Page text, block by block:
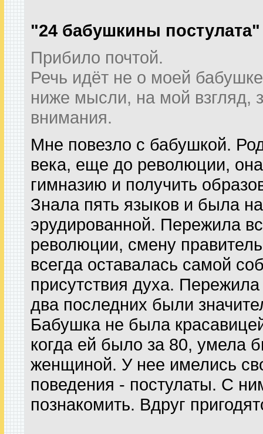
"24 бабушкины постулата"
Прибило почтой.
Речь идёт не о моей
ниже мысли, на мой взгляд,
внимания.
Мне повезло с бабушкой.
века, еще до революции,
гимназию и получить
Знала пять языков и была
эрудированной. Пережила
революции, смену
всегда оставалась самой
присутствия духа.
два последних были
Бабушка не была
когда ей было за 80, умела
женщиной. У нее имелись
поведения - постулаты. С
познакомить. Вдруг